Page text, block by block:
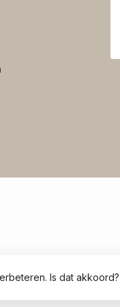
DyvelopmentIs dat akkoord?